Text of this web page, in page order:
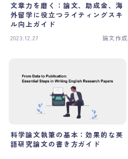
その他 Others
プロフィール Profile
お問い合わせ
文章力を磨く：論文、助成金、海
外留学に役立つライティングスキ
ル向上ガイド
2023.12.27 論文作成
科学論文執筆の基本：効果的な英
語研究論文の書き方ガイド